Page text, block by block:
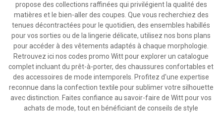
propose des collections raffinées qui privilégient la qualité des
matières et le bien-aller des coupes. Que vous recherchiez des
tenues décontractées pour le quotidien, des ensembles habillés
pour vos sorties ou de la lingerie délicate, utilisez nos bons plans
pour accéder à des vêtements adaptés à chaque morphologie.
Retrouvez ici nos codes promo Witt pour explorer un catalogue
complet incluant du prêt-à-porter, des chaussures confortables et
des accessoires de mode intemporels. Profitez d'une expertise
reconnue dans la confection textile pour sublimer votre silhouette
avec distinction. Faites confiance au savoir-faire de Witt pour vos
achats de mode, tout en bénéficiant de conseils de style